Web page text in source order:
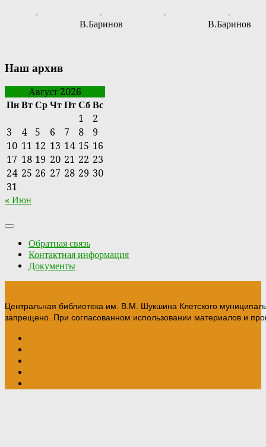
В.Баринов В.Баринов
Наш архив
Август 2026
Пн Вт Ср Чт Пт Сб Вс
1
2
3
4 5 6 7 8
9
10 11 12 13 14 15 16
17 18 19 20 21 22 23
24 25 26 27 28 29 30
31
« Июн
Обратная связь
Контактная информация
Документы
Центральная библиотека им. В.М. Шукшина Клетского
запрещено. При согласованном использовании материалов и